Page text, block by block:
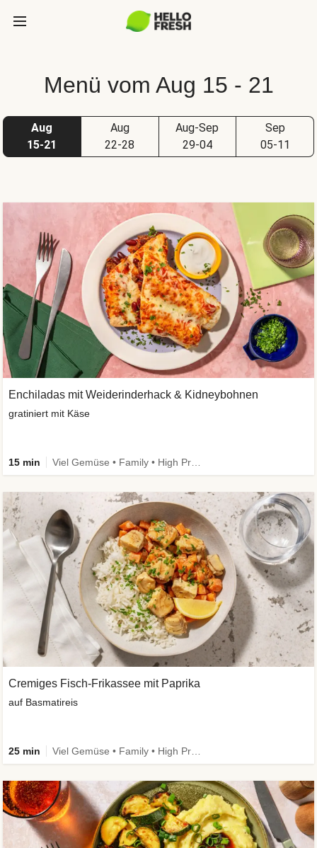
Menü vom Aug 15 - 21
Aug
15-21
Aug
22-28
Aug-Sep
29-04
Sep
05-11
Cremiges Fisch-Frikassee mit Paprika
auf Basmatireis
25 min
Enchiladas mit Weiderinderhack & Kidneybohnen
gratiniert mit Käse
15 min